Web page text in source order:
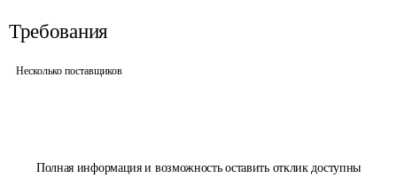
Полная информация и возможность оставить отклик доступны
Требования
Несколько поставщиков